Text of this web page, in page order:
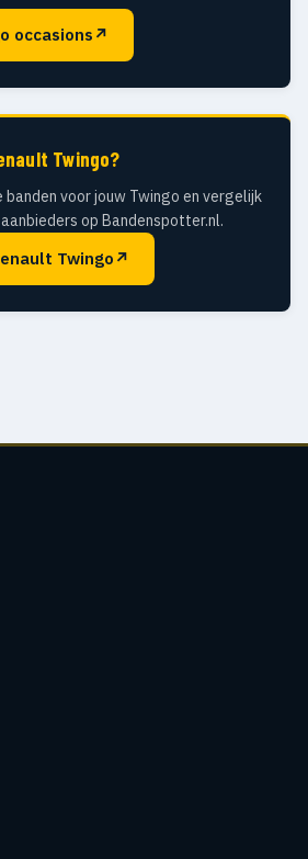
occasions ↗
Twingo?
voor jouw Twingo en vergelijk
op Bandenspotter.nl.
Twingo ↗